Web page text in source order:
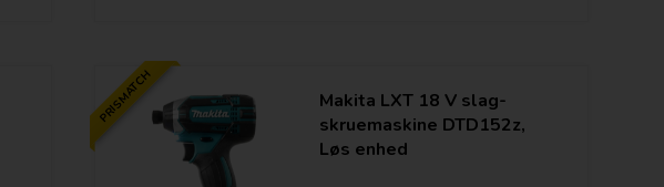
PRISMATCH
Makita LXT 18 V slag-
skruemaskine DTD152z,
Løs enhed